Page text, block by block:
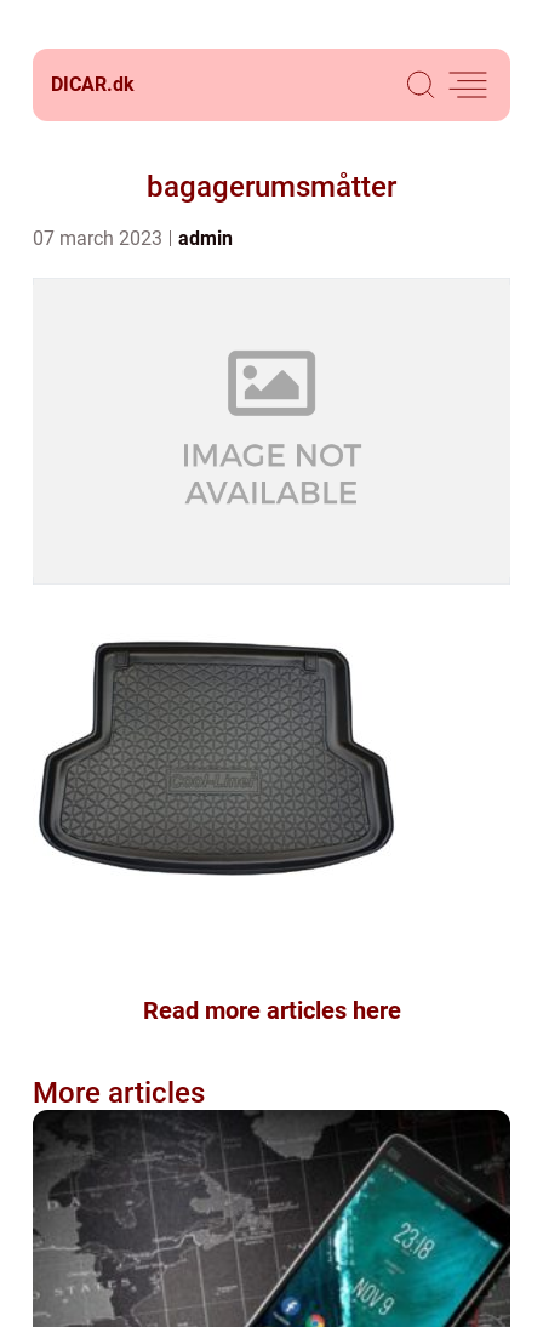
DICAR.dk
bagagerumsmåtter
07 march 2023 admin
Read more articles here
More articles